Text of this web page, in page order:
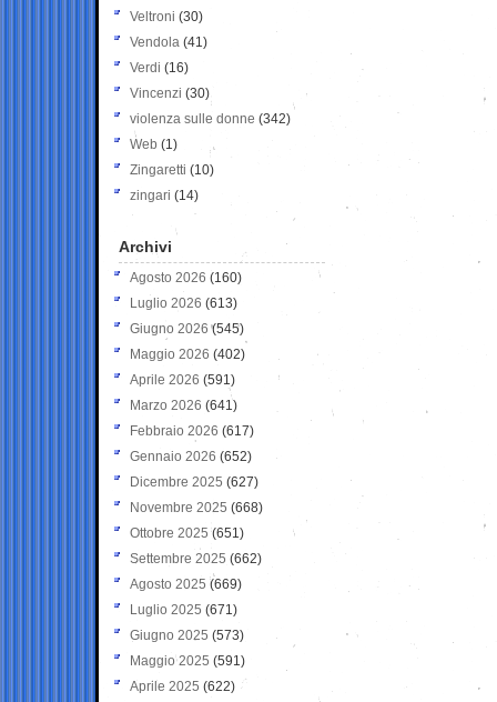
Veltroni (30)
Vendola (41)
Verdi (16)
Vincenzi (30)
violenza sulle donne (342)
Web (1)
Zingaretti (10)
zingari (14)
Archivi
Agosto 2026 (160)
Luglio 2026 (613)
Giugno 2026 (545)
Maggio 2026 (402)
Aprile 2026 (591)
Marzo 2026 (641)
Febbraio 2026 (617)
Gennaio 2026 (652)
Dicembre 2025 (627)
Novembre 2025 (668)
Ottobre 2025 (651)
Settembre 2025 (662)
Agosto 2025 (669)
Luglio 2025 (671)
Giugno 2025 (573)
Maggio 2025 (591)
Aprile 2025 (622)